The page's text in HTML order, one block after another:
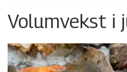
Volumvekst i